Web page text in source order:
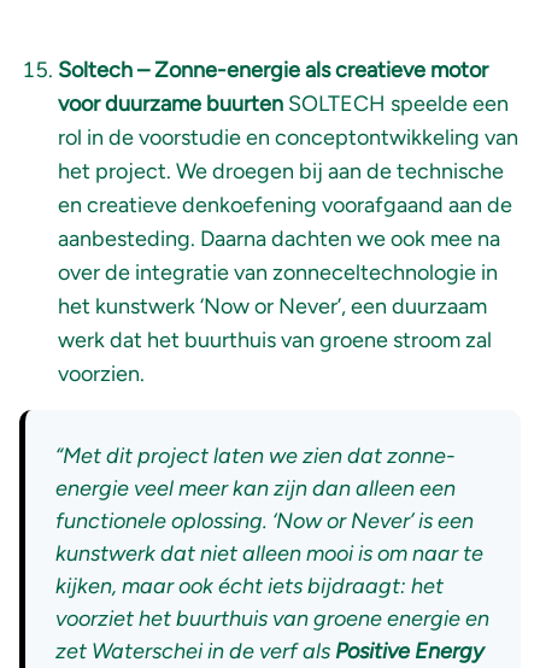
Soltech – Zonne-energie als creatieve motor
voor duurzame buurten SOLTECH speelde een
rol in de voorstudie en conceptontwikkeling van
het project. We droegen bij aan de technische
en creatieve denkoefening voorafgaand aan de
aanbesteding. Daarna dachten we ook mee na
over de integratie van zonneceltechnologie in
het kunstwerk ‘Now or Never’, een duurzaam
werk dat het buurthuis van groene stroom zal
voorzien.
“Met dit project laten we zien dat zonne-
energie veel meer kan zijn dan alleen een
functionele oplossing. ‘Now or Never’ is een
kunstwerk dat niet alleen mooi is om naar te
kijken, maar ook écht iets bijdraagt: het
voorziet het buurthuis van groene energie en
zet Waterschei in de verf als Positive Energy